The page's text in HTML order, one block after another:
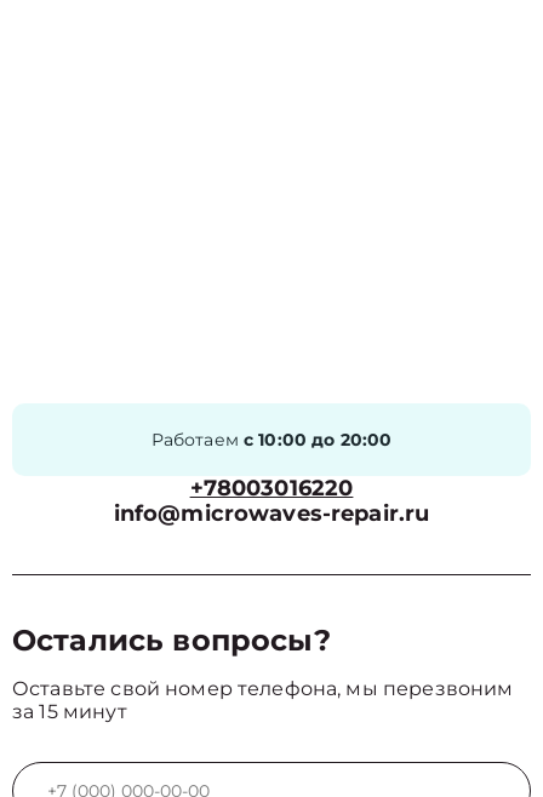
Работаем с 10:00 до 20:00
+78003016220
info@microwaves-repair.ru
Остались вопросы?
Оставьте свой номер телефона, мы перезвоним
за 15 минут